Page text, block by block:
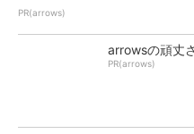
PR(arrows)
arrowsの頑丈
PR(arrows)